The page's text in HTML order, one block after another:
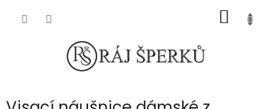
KOŠÍK